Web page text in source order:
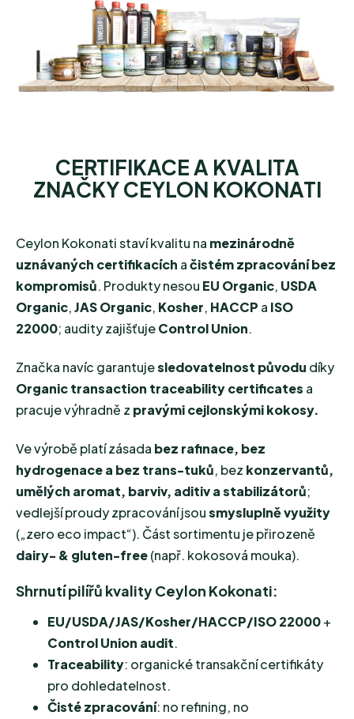
CERTIFIKACE A KVALITA
ZNAČKY CEYLON KOKONATI
Ceylon Kokonati staví kvalitu na mezinárodně
uznávaných certifikacích ačistém zpracování bez
kompromisů. Produkty nesou EU Organic, USDA
Organic,JAS Organic, Kosher, HACCP a ISO
22000; audity zajišťujeControl Union.
Značka navíc garantujesledovatelnost původu díky
Organic transaction traceability certificates a
pracuje výhradně z pravými cejlonskými kokosy.
Ve výrobě platí zásada bez rafinace, bez
hydrogenace a bez trans-tuků, bez konzervantů,
umělých aromat, barviv, aditiv a stabilizátorů;
vedlejší proudy zpracování jsousmysluplně využity
(„zero eco impact“). Část sortimentu je přirozeně
dairy- & gluten-free(např. kokosová mouka).
Shrnutí pilířů kvality Ceylon Kokonati:
EU/USDA/JAS/Kosher/HACCP/ISO 22000+
Control Union audit.
Traceability: organické transakční certifikáty
pro dohledatelnost.
Čisté zpracování: no refining, no